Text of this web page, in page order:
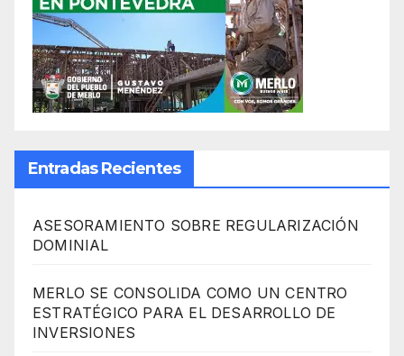
Entradas Recientes
ASESORAMIENTO SOBRE REGULARIZACIÓN
DOMINIAL
MERLO SE CONSOLIDA COMO UN CENTRO
ESTRATÉGICO PARA EL DESARROLLO DE
INVERSIONES